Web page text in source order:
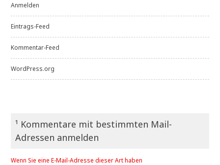
Anmelden
Eintrags-Feed
Kommentar-Feed
WordPress.org
¹ Kommentare mit bestimmten Mail-
Adressen anmelden
Wenn Sie eine E-Mail-Adresse dieser Art haben